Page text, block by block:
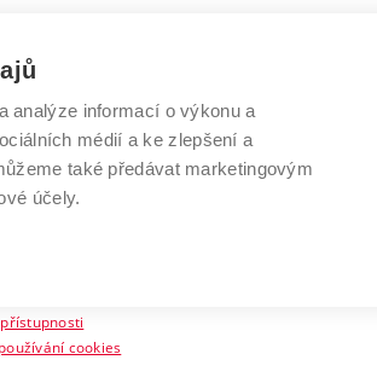
TECHNICKÉ V BRNĚ
548/1
www.vut.cz
cookies
analýze informací o výkonu a
médií a ke zlepšení a
také předávat marketingovým
účely.